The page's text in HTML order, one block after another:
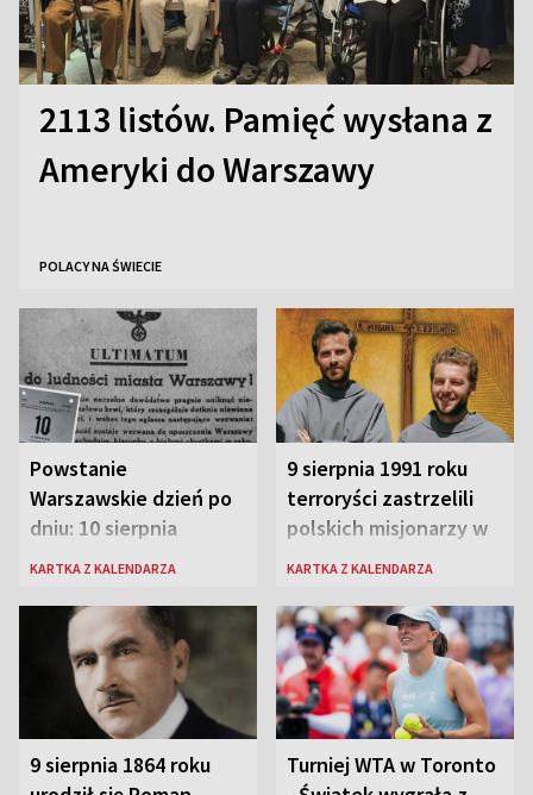
2113 listów. Pamięć wysłana z
Ameryki do Warszawy
POLACY NA ŚWIECIE
Powstanie
Warszawskie dzień po
dniu: 10 sierpnia
KARTKA Z KALENDARZA
9 sierpnia 1991 roku
terroryści zastrzelili
polskich misjonarzy w
Peru
KARTKA Z KALENDARZA
9 sierpnia 1864 roku
Turniej WTA w Toronto